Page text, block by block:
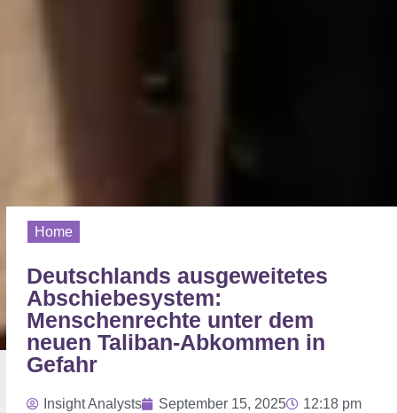
Home
Deutschlands ausgeweitetes
Abschiebesystem:
Menschenrechte unter dem
neuen Taliban-Abkommen in
Gefahr
Insight Analysts September 15, 2025 12:18 pm